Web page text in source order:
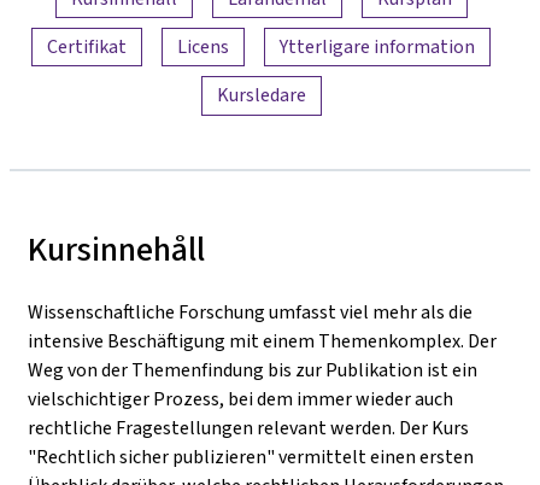
Certifikat
Licens
Ytterligare information
Kursledare
Kursinnehåll
Wissenschaftliche Forschung umfasst viel mehr als die
intensive Beschäftigung mit einem Themenkomplex. Der
Weg von der Themenfindung bis zur Publikation ist ein
vielschichtiger Prozess, bei dem immer wieder auch
rechtliche Fragestellungen relevant werden. Der Kurs
"Rechtlich sicher publizieren" vermittelt einen ersten